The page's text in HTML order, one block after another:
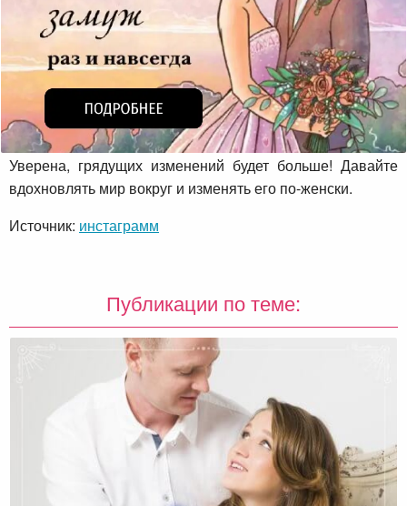
Уверена, грядущих изменений будет больше! Давайте
вдохновлять мир вокруг и изменять его по-женски.
Источник: инстаграмм
Публикации по теме: